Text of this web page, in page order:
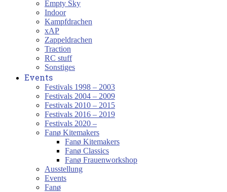
Empty Sky
Indoor
Kampfdrachen
xAP
Zappeldrachen
Traction
RC stuff
Sonstiges
Events
Festivals 1998 – 2003
Festivals 2004 – 2009
Festivals 2010 – 2015
Festivals 2016 – 2019
Festivals 2020 –
Fanø Kitemakers
Fanø Kitemakers
Fanø Classics
Fanø Frauenworkshop
Ausstellung
Events
Fanø